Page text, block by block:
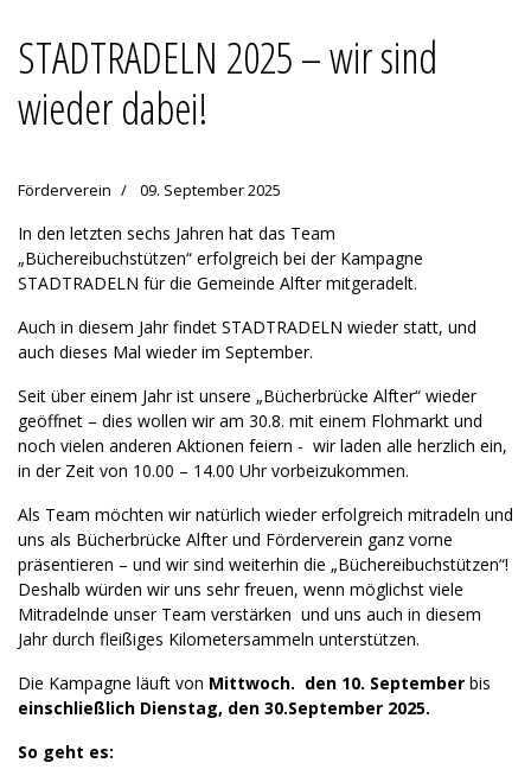
STADTRADELN 2025 – wir sind
wieder dabei!
Förderverein 09. September 2025
In den letzten sechs Jahren hat das Team
„Büchereibuchstützen“ erfolgreich bei der Kampagne
STADTRADELN für die Gemeinde Alfter mitgeradelt.
Auch in diesem Jahr findet STADTRADELN wieder statt, und
auch dieses Mal wieder im September.
Seit über einem Jahr ist unsere „Bücherbrücke Alfter“ wieder
geöffnet – dies wollen wir am 30.8. mit einem Flohmarkt und
noch vielen anderen Aktionen feiern - wir laden alle herzlich ein,
in der Zeit von 10.00 – 14.00 Uhr vorbeizukommen.
Als Team möchten wir natürlich wieder erfolgreich mitradeln und
uns als Bücherbrücke Alfter und Förderverein ganz vorne
präsentieren – und wir sind weiterhin die „Büchereibuchstützen“!
Deshalb würden wir uns sehr freuen, wenn möglichst viele
Mitradelnde unser Team verstärken und uns auch in diesem
Jahr durch fleißiges Kilometersammeln unterstützen.
Die Kampagne läuft von Mittwoch. den 10. September bis
einschließlich Dienstag, den 30.September 2025.
So geht es: